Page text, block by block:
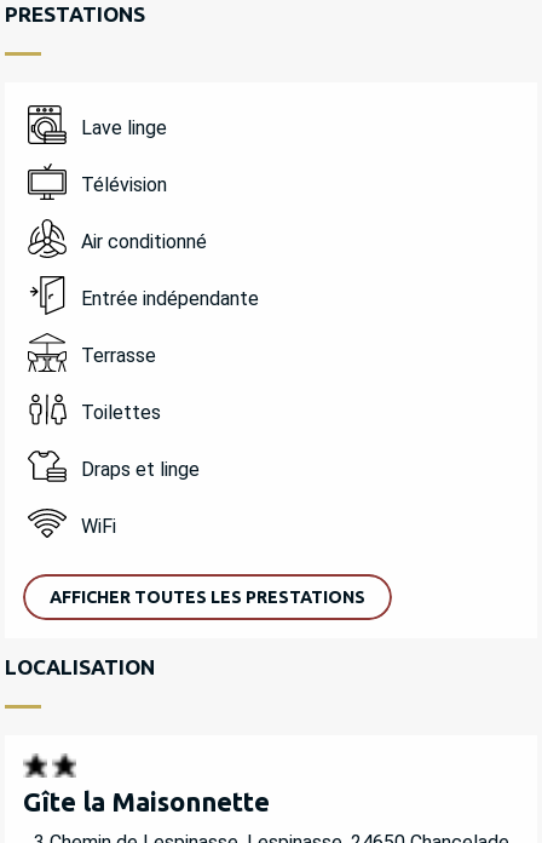
PRESTATIONS
Lave linge
Télévision
Air conditionné
Entrée indépendante
Terrasse
Toilettes
Draps et linge
WiFi
AFFICHER TOUTES LES PRESTATIONS
LOCALISATION
Gîte la Maisonnette